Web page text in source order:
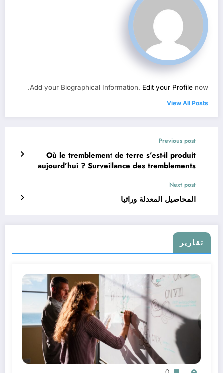
Add your Biographical Information. Edit your Profile now.
View All Posts
Previous post
Où le tremblement de terre s’est-il produit
aujourd’hui ? Surveillance des tremblements
Next post
المحاصيل المعدلة وراثيا
تقارير